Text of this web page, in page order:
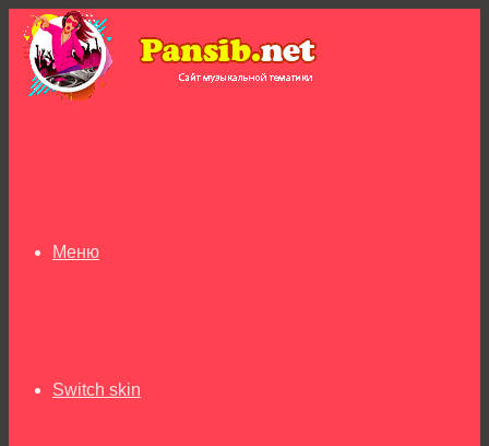
Меню
Switch skin